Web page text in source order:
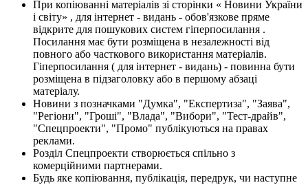
При копіюванні матеріалів зі сторінки « Новини України
і світу» , для інтернет - видань - обов'язкове пряме
відкрите для пошукових систем гіперпосилання .
Посилання має бути розміщена в незалежності від
повного або часткового використання матеріалів.
Гіперпосилання ( для інтернет - видань) - повинна бути
розміщена в підзаголовку або в першому абзаці
матеріалу.
Новини з позначками "Думка", "Експертиза", "Заява",
"Регіони", "Гроші", "Влада", "Вибори", "Тест-драйв",
"Спецпроекти", "Промо" публікуються на правах
реклами.
Розділ Спецпроекти створюється спільно з
комерційними партнерами.
Будь яке копіювання, публікація, передрук, чи наступне